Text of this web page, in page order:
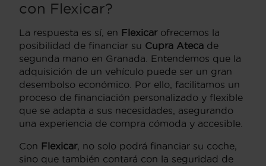
con Flexicar?
La respuesta es sí, en Flexicarofrecemos la
posibilidad de financiar su Cupra Ateca de
segunda mano en Granada. Entendemos que la
adquisición de un vehículo puede ser un gran
desembolso económico. Por ello, facilitamos un
proceso de financiación personalizado y flexible
que se adapta a sus necesidades, asegurando
una experiencia de compra cómoda y accesible.
Con Flexicar, no solo podrá financiar su coche,
sino que también contará con la seguridad de